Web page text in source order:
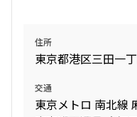
1.0ヶ
住所
東京都港区三田一
交通
東京メトロ 南北線